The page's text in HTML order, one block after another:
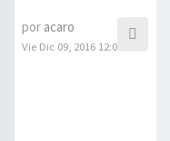
por acaro
Vie Dic 09, 2016 12:09